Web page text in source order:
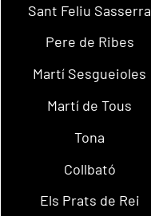
Sant Feliu Sasserra
Pere de Ribes
Martí Sesgueioles
Martí de Tous
Tona
Collbató
Els Prats de Rei